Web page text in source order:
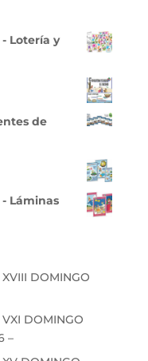
Lotería y
de
Láminas
DOMINGO
DOMINGO
–